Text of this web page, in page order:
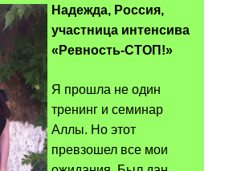
Надежда, Россия,
участница интенсива
«Ревность-СТОП!»
Я прошла не один
тренинг и семинар
Аллы. Но этот
превзошел все мои